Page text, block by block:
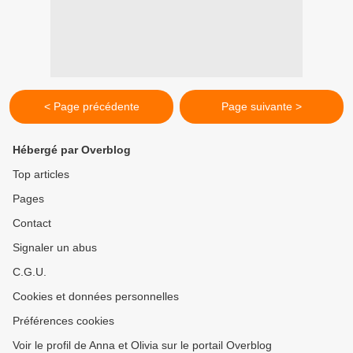
< Page précédente Page suivante >
Hébergé par Overblog
Top articles
Pages
Contact
Signaler un abus
C.G.U.
Cookies et données personnelles
Préférences cookies
Voir le profil de Anna et Olivia sur le portail Overblog